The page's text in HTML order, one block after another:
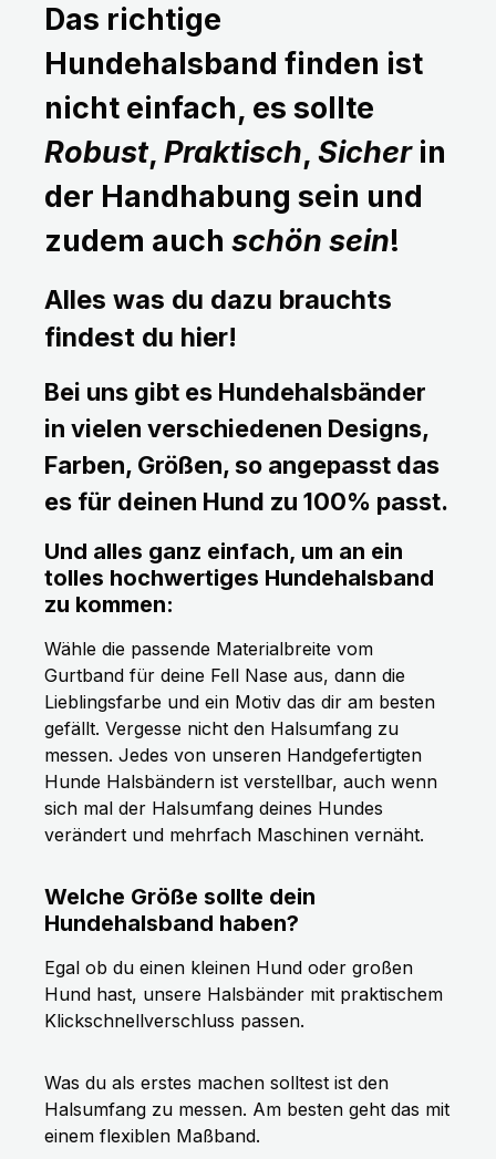
Das richtige
Hundehalsband finden ist
nicht einfach, es sollte
Robust, Praktisch, Sicherin
der Handhabung sein und
zudem auch schön sein!
Alles was du dazu brauchts
findest du hier!
Bei uns gibt es Hundehalsbänder
in vielen verschiedenen Designs,
Farben, Größen, so angepasst das
es für deinen Hund zu 100% passt.
Und alles ganz einfach, um an ein
tolles hochwertiges Hundehalsband
zu kommen:
Wähle die passende Materialbreite vom
Gurtband für deine Fell Nase aus, dann die
Lieblingsfarbe und ein Motiv das dir am besten
gefällt. Vergesse nicht den Halsumfang zu
messen. Jedes von unseren Handgefertigten
Hunde Halsbändern ist verstellbar, auch wenn
sich mal der Halsumfang deines Hundes
verändert und mehrfach Maschinen vernäht.
Welche Größe sollte dein
Hundehalsband haben?
Egal ob du einen kleinen Hund oder großen
Hund hast, unsere Halsbänder mit praktischem
Klickschnellverschluss passen.
Was du als erstes machen solltest ist den
Halsumfang zu messen. Am besten geht das mit
einem flexiblen Maßband.